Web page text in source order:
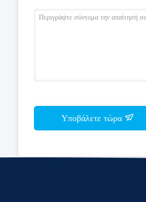
Υποβάλετε τώρα